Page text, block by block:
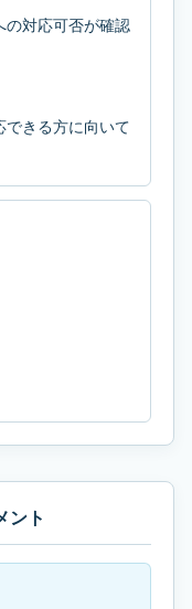
の対応可否が確認
きる方に向いて
ント